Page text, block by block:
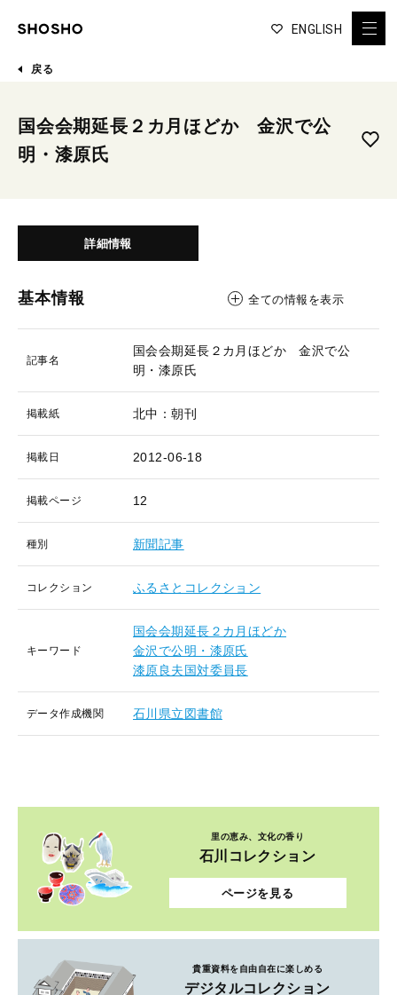
ENGLISH
戻る
国会会期延長２カ月ほどか 金沢で公
明・漆原氏
詳細情報
基本情報 全ての情報を表示
記事名
国会会期延長２カ月ほどか 金沢で公
明・漆原氏
掲載紙 北中：朝刊
掲載日 2012-06-18
掲載ページ 12
種別 新聞記事
コレクション ふるさとコレクション
キーワード
国会会期延長２カ月ほどか
金沢で公明・漆原氏
漆原良夫国対委員長
データ作成機関 石川県立図書館
里の恵み、文化の香り
石川コレクション
ページを見る
貴重資料を自由自在に楽しめる
デジタルコレクション